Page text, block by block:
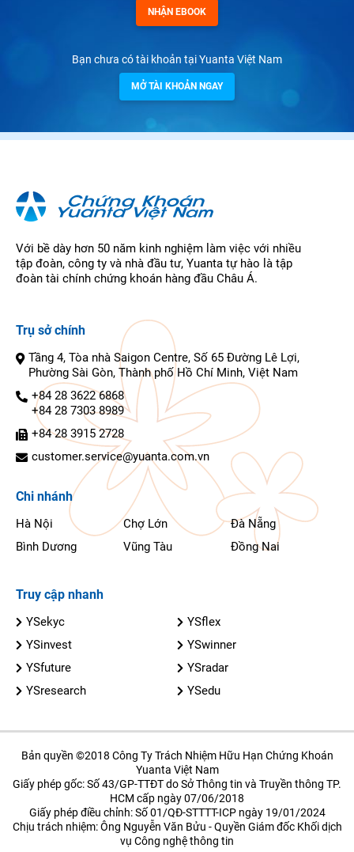
NHẬN EBOOK
Bạn chưa có tài khoản tại Yuanta Việt Nam
MỞ TÀI KHOẢN NGAY
Với bề dày hơn 50 năm kinh nghiệm làm việc với nhiều
tập đoàn, công ty và nhà đầu tư, Yuanta tự hào là tập
đoàn tài chính chứng khoán hàng đầu Châu Á.
Trụ sở chính
Tầng 4, Tòa nhà Saigon Centre, Số 65 Đường Lê Lợi,
Phường Sài Gòn, Thành phố Hồ Chí Minh, Việt Nam
+84 28 3622 6868
+84 28 7303 8989
+84 28 3915 2728
customer.service@yuanta.com.vn
Chi nhánh
Hà Nội Chợ Lớn
Đà Nẵng
Bình Dương
Vũng Tàu Đồng Nai
Truy cập nhanh
YSekyc
YSflex
YSinvest
YSwinner
YSfuture
YSradar
YSresearch
YSedu
Bản quyền ©2018 Công Ty Trách Nhiệm Hữu Hạn Chứng Khoán
Yuanta Việt Nam
Giấy phép gốc: Số 43/GP-TTĐT do Sở Thông tin và Truyền thông TP.
HCM cấp ngày 07/06/2018
Giấy phép điều chỉnh: Số 01/QĐ-STTTT-ICP ngày 19/01/2024
Chịu trách nhiệm: Ông Nguyễn Văn Bửu - Quyền Giám đốc Khối dịch
vụ Công nghệ thông tin